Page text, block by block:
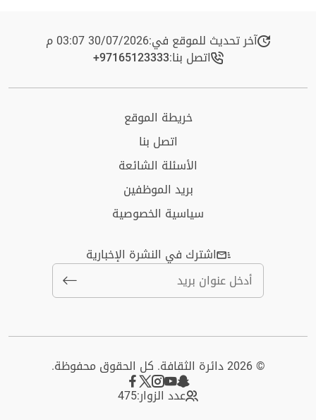
آخر تحديث للموقع في:30/07/2026 03:07 م
اتصل بنا:+97165123333​
خريطة الموقع
اتصل بنا
الأسئلة الشائعة
بريد الموظفين
سياسية الخصوصية
اشترك في النشرة الإخبارية
© 2026 دائرة الثقافة. كل الحقوق محفوظة.
عدد الزوار:475